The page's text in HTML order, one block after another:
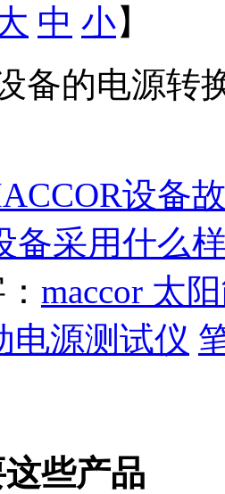
中 小】
备的电源转
设备
备采用什么
maccor 太
电源测试仪
些产品